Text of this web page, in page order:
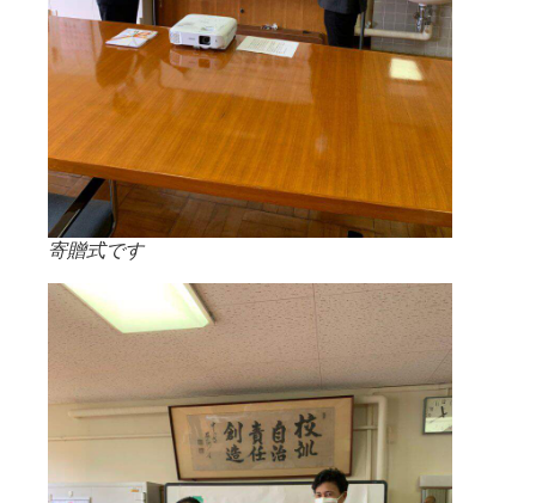
寄贈式です